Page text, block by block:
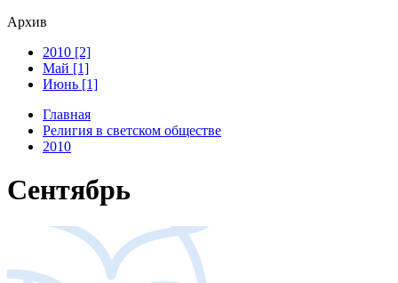
Архив
2010 [2]
Май [1]
Июнь [1]
Главная
Религия в светском обществе
2010
Сентябрь